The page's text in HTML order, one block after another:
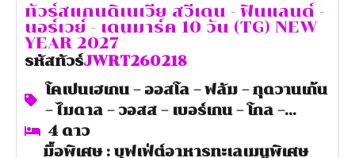
ทัวร์สแกนดิเนเวีย สวีเดน - ฟินแลนด์ -
นอร์เวย์ - เดนมาร์ค 10 วัน (TG) NEW
YEAR 2027
รหัสทัวร์JWRT260218
โคเปนเฮเกน – ออสโล – ฟลัม – กุดวานเก้น
– ไมดาล – วอสส – เบอร์เกน – โกล –
เฮลซิงกิ – สต๊อกโฮล์ม – ซิกทูน่า
4 ดาว
มื้อพิเศษ : บุฟเฟ่ต์อาหารทะเลเมนูพิเศษ